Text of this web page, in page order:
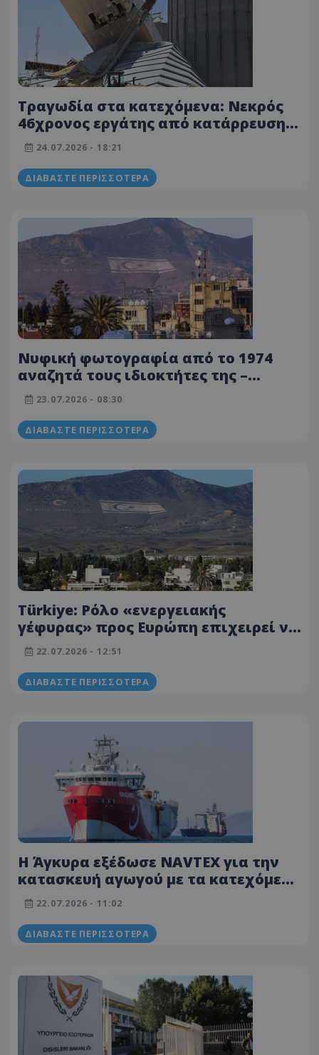
Τραγωδία στα κατεχόμενα: Νεκρός
46χρονος εργάτης από κατάρρευση
σιλό - Ανασύρθηκε ζωντανός
24.07.2026 - 18:21
ΔΙΑΒΆΣΤΕ ΠΕΡΙΣΣΌΤΕΡΑ
Νυφική φωτογραφία από το 1974
αναζητά τους ιδιοκτήτες της –
Συγκινητική έκκληση από τα
κατεχόμενα
23.07.2026 - 08:30
ΔΙΑΒΆΣΤΕ ΠΕΡΙΣΣΌΤΕΡΑ
Türkiye: Ρόλο «ενεργειακής
γέφυρας» προς Ευρώπη επιχειρεί να
δώσει η Τουκία στον αγωγό προς
κατεχόμενα
22.07.2026 - 12:51
ΔΙΑΒΆΣΤΕ ΠΕΡΙΣΣΌΤΕΡΑ
Η Άγκυρα εξέδωσε NAVTEX για την
κατασκευή αγωγού με τα κατεχόμενα
- Έβγαλε για έρευνες το Oruc Reis
22.07.2026 - 11:02
ΔΙΑΒΆΣΤΕ ΠΕΡΙΣΣΌΤΕΡΑ